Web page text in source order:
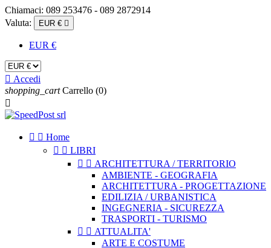
Chiamaci: 089 253476 - 089 2872914
Valuta:
EUR € 
EUR €
 Accedi
shopping_cart Carrello (0)

  Home
  LIBRI
  ARCHITETTURA / TERRITORIO
AMBIENTE - GEOGRAFIA
ARCHITETTURA - PROGETTAZIONE
EDILIZIA / URBANISTICA
INGEGNERIA - SICUREZZA
TRASPORTI - TURISMO
  ATTUALITA'
ARTE E COSTUME